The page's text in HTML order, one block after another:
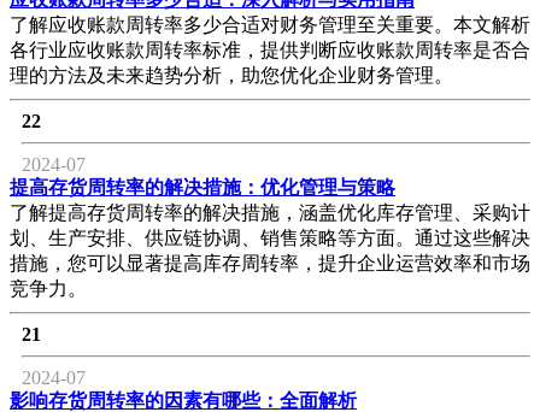
了解应收账款周转率多少合适对财务管理至关重要。本文解析
各行业应收账款周转率标准，提供判断应收账款周转率是否合
理的方法及未来趋势分析，助您优化企业财务管理。
22
2024-07
提高存货周转率的解决措施：优化管理与策略
了解提高存货周转率的解决措施，涵盖优化库存管理、采购计
划、生产安排、供应链协调、销售策略等方面。通过这些解决
措施，您可以显著提高库存周转率，提升企业运营效率和市场
竞争力。
21
2024-07
影响存货周转率的因素有哪些：全面解析